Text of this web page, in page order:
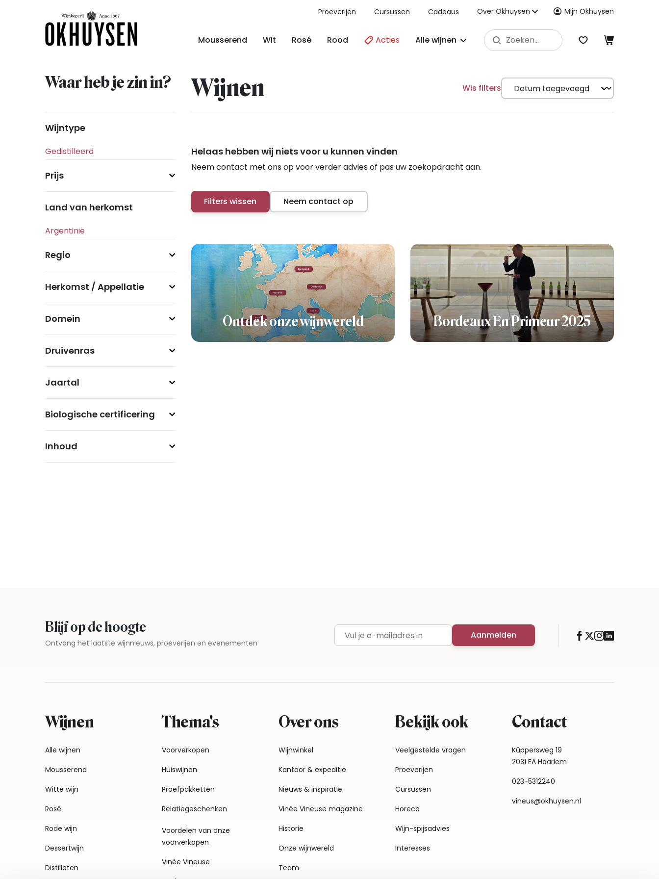
Proeverijen Cursussen Cadeaus Over Okhuysen Mijn Okhuysen
Mousserend Wit Rosé Rood Acties Alle wijnen
Waar heb je zin in? Wijnen Wis filters
Wijntype
Prijs
Land van herkomst
Regio
Herkomst / Appellatie
Domein
Druivenras
Jaartal
Biologische certificering
Inhoud
Helaas hebben wij niets voor u kunnen vinden
Neem contact met ons op voor verder advies of pas uw zoekopdracht aan.
Filters wissen Neem contact op
Ontdek onze wijnwereld Bordeaux En Primeur 2025
Blijf op de hoogte
Ontvang het laatste wijnnieuws, proeverijen en evenementen E-mailadres Aanmelden
Wijnen
Alle wijnen
Mousserend
Witte wijn
Rosé
Rode wijn
Dessertwijn
Distillaten
Thema's
Voorverkopen
Huiswijnen
Proefpakketten
Relatiegeschenken
Voordelen van onze
voorverkopen
Vinée Vineuse
Over ons
Wijnwinkel
Kantoor & expeditie
Nieuws & inspiratie
Vinée Vineuse magazine
Historie
Onze wijnwereld
Team
Bekijk ook
Veelgestelde vragen
Proeverijen
Cursussen
Horeca
Wijn-spijsadvies
Interesses
Contact
Küppersweg 19
2031 EA Haarlem
023-5312240
vineus@okhuysen.nl